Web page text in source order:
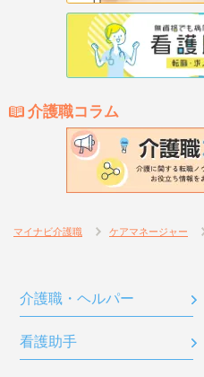
介護職コラム
マイナビ介護職 ケアマネージャー
介護職・ヘルパー
看護助手